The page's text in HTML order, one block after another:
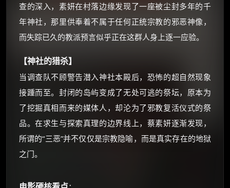
查的深入，素妍在村落边缘发现了一座被尘封多年的千
年神社，那里供奉着不属于任何正统宗教的邪恶神像，
而失踪已久的教派预言似乎正在这群人身上逐一应验。
【神社的猎杀】
当调查队不顾警告潜入神社本殿后，恐怖的超自然现象
接踵而至。封闭的岛屿变成了无处可逃的祭坛，原本为
了挖掘真相而来的媒体人，却沦为了邪教复活仪式的祭
品。在求生与探索真理的边界线上，蔡素妍逐渐发现，
所谓的“三恶”并不仅仅是宗教隐喻，而是真实存在的地狱
之门。
还有支付宝现金红包、外卖红包、
☕ 海外大侠？通过 Ko-fi 赐茶